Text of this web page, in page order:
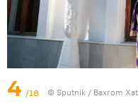
4 /18 © Sputnik / Baxrom